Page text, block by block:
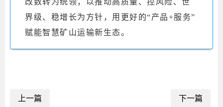
改数转为统领，以推动高质量、控风险、世
界级、稳增长为方针，用更好的“产品+服务”
赋能智慧矿山运输新生态。
上一篇 下一篇